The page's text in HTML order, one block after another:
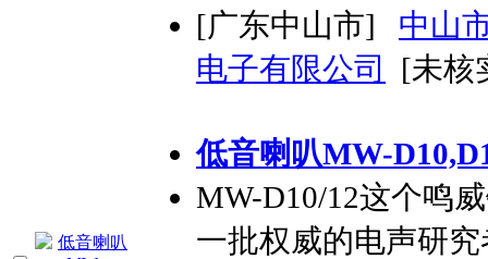
[广东中山市]
中山
电子有限公司
[未核
低音喇叭MW-
MW-D10/12这个鸣
一批权威的电声研